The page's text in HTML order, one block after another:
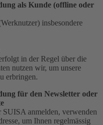
als Kunde (offline oder
insbesondere
in der Regel über die
nutzen wir, um unsere
erbringen.
für den Newsletter oder
anmelden, verwenden
um Ihnen regelmässig